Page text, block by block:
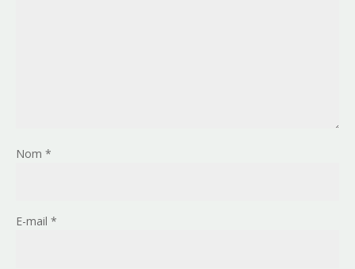
Nom *
E-mail *